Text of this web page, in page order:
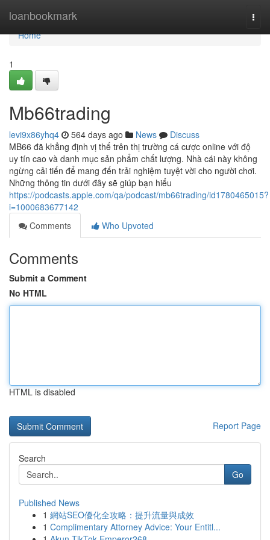
loanbookmark
Home
Home
1
Mb66trading
levi9x86yhq4 564 days ago News
Discuss
MB66 đã khẳng định vị thế trên thị trường cá cược online với độ
uy tín cao và danh mục sản phẩm chất lượng. Nhà cái này không
ngừng cải tiến để mang đến trải nghiệm tuyệt vời cho người chơi.
Những thông tin dưới đây sẽ giúp bạn hiểu
https://podcasts.apple.com/qa/podcast/mb66trading/id1780465015?
i=1000683677142
Comments
Who Upvoted
Comments
Submit a Comment
No HTML
HTML is disabled
Report Page
Search
Go
Published News
1 網站SEO優化全攻略：提升流量與成效
1 Complimentary Attorney Advice: Your Entitl...